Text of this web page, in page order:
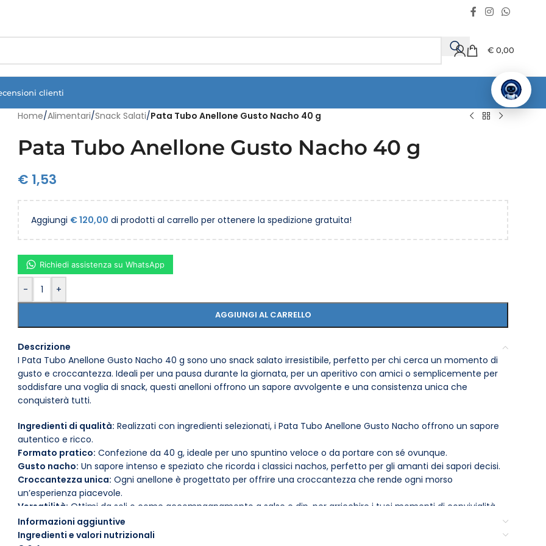
€ 0,00
clienti
Home/Alimentari/Snack Salati/Pata Tubo Anellone Gusto Nacho 40 g
Pata Tubo Anellone Gusto Nacho 40 g
€ 1,53
Aggiungi €120,00 di prodotti al carrello per ottenere la spedizione gratuita!
- +
AGGIUNGI AL CARRELLO
Richiedi assistenza su WhatsApp
Descrizione
I Pata Tubo Anellone Gusto Nacho 40 g sono uno snack salato irresistibile, perfetto per chi cerca un momento di
gusto e croccantezza. Ideali per una pausa durante la giornata, per un aperitivo con amici o semplicemente per
soddisfare una voglia di snack, questi anelloni offrono un sapore avvolgente e una consistenza unica che
conquisterà tutti.
Ingredienti di qualità: Realizzati con ingredienti selezionati, i Pata Tubo Anellone Gusto Nacho offrono un sapore
autentico e ricco.
Formato pratico: Confezione da 40 g, ideale per uno spuntino veloce o da portare con sé ovunque.
Gusto nacho: Un sapore intenso e speziato che ricorda i classici nachos, perfetto per gli amanti dei sapori decisi.
Croccantezza unica: Ogni anellone è progettato per offrire una croccantezza che rende ogni morso
un’esperienza piacevole.
Versatilità: Ottimi da soli o come accompagnamento a salse e dip, per arricchire i tuoi momenti di convivialità.
Conservazione:Conservare in un luogo fresco e asciutto per mantenere la freschezza e la croccantezza del
prodotto.
Informazioni aggiuntive
Ingredienti e valori nutrizionali